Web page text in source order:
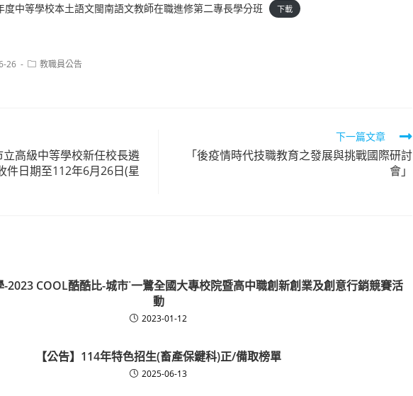
度中等學校本土語文閩南語文教師在職進修第二專長學分班 下載
26
Post教職員公告
高級中等學校新任校長遴
件日期至112年6月26日(星
下一篇文章
「後疫情時代技職教育之發展與挑戰國際研討
會」
2023 COOL酷酷比-城市˙一鷺全國大專校院暨高中職創新創業及創意行銷競賽活
動
2023-01-12
【公告】114年特色招生(畜產保鍵科)正/備取榜單
2025-06-13